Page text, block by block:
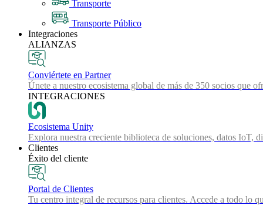
Transporte
Transporte Público
Integraciones
ALIANZAS
Conviértete en Partner
Únete a nuestro ecosistema global de más de 350 socios que
INTEGRACIONES
Ecosistema Unity
Explora nuestra creciente biblioteca de soluciones, datos IoT,
Clientes
Éxito del cliente
Portal de Clientes
Tu centro integral de recursos para clientes. Accede a todo lo